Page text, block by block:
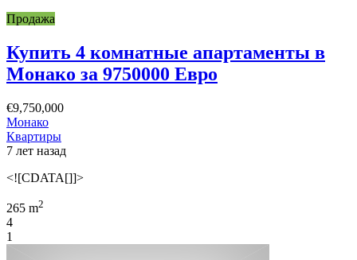
Продажа
Купить 4 комнатные апартаменты в
Монако за 9750000 Евро
€9,750,000
Монако
Квартиры
7 лет назад
<![CDATA[]]>
265 m2
4
1